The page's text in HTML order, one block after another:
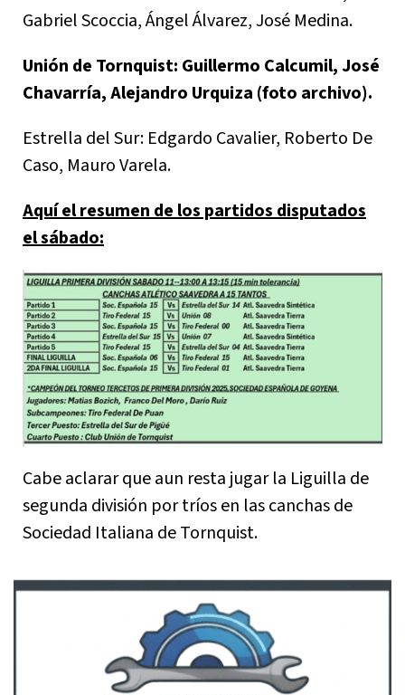
Gabriel Scoccia, Ángel Álvarez, José Medina.
Unión de Tornquist: Guillermo Calcumil, José
Chavarría, Alejandro Urquiza (foto archivo).
Estrella del Sur: Edgardo Cavalier, Roberto De
Caso, Mauro Varela.
Aquí el resumen de los partidos disputados
el sábado:
Cabe aclarar que aun resta jugar la Liguilla de
segunda división por tríos en las canchas de
Sociedad Italiana de Tornquist.